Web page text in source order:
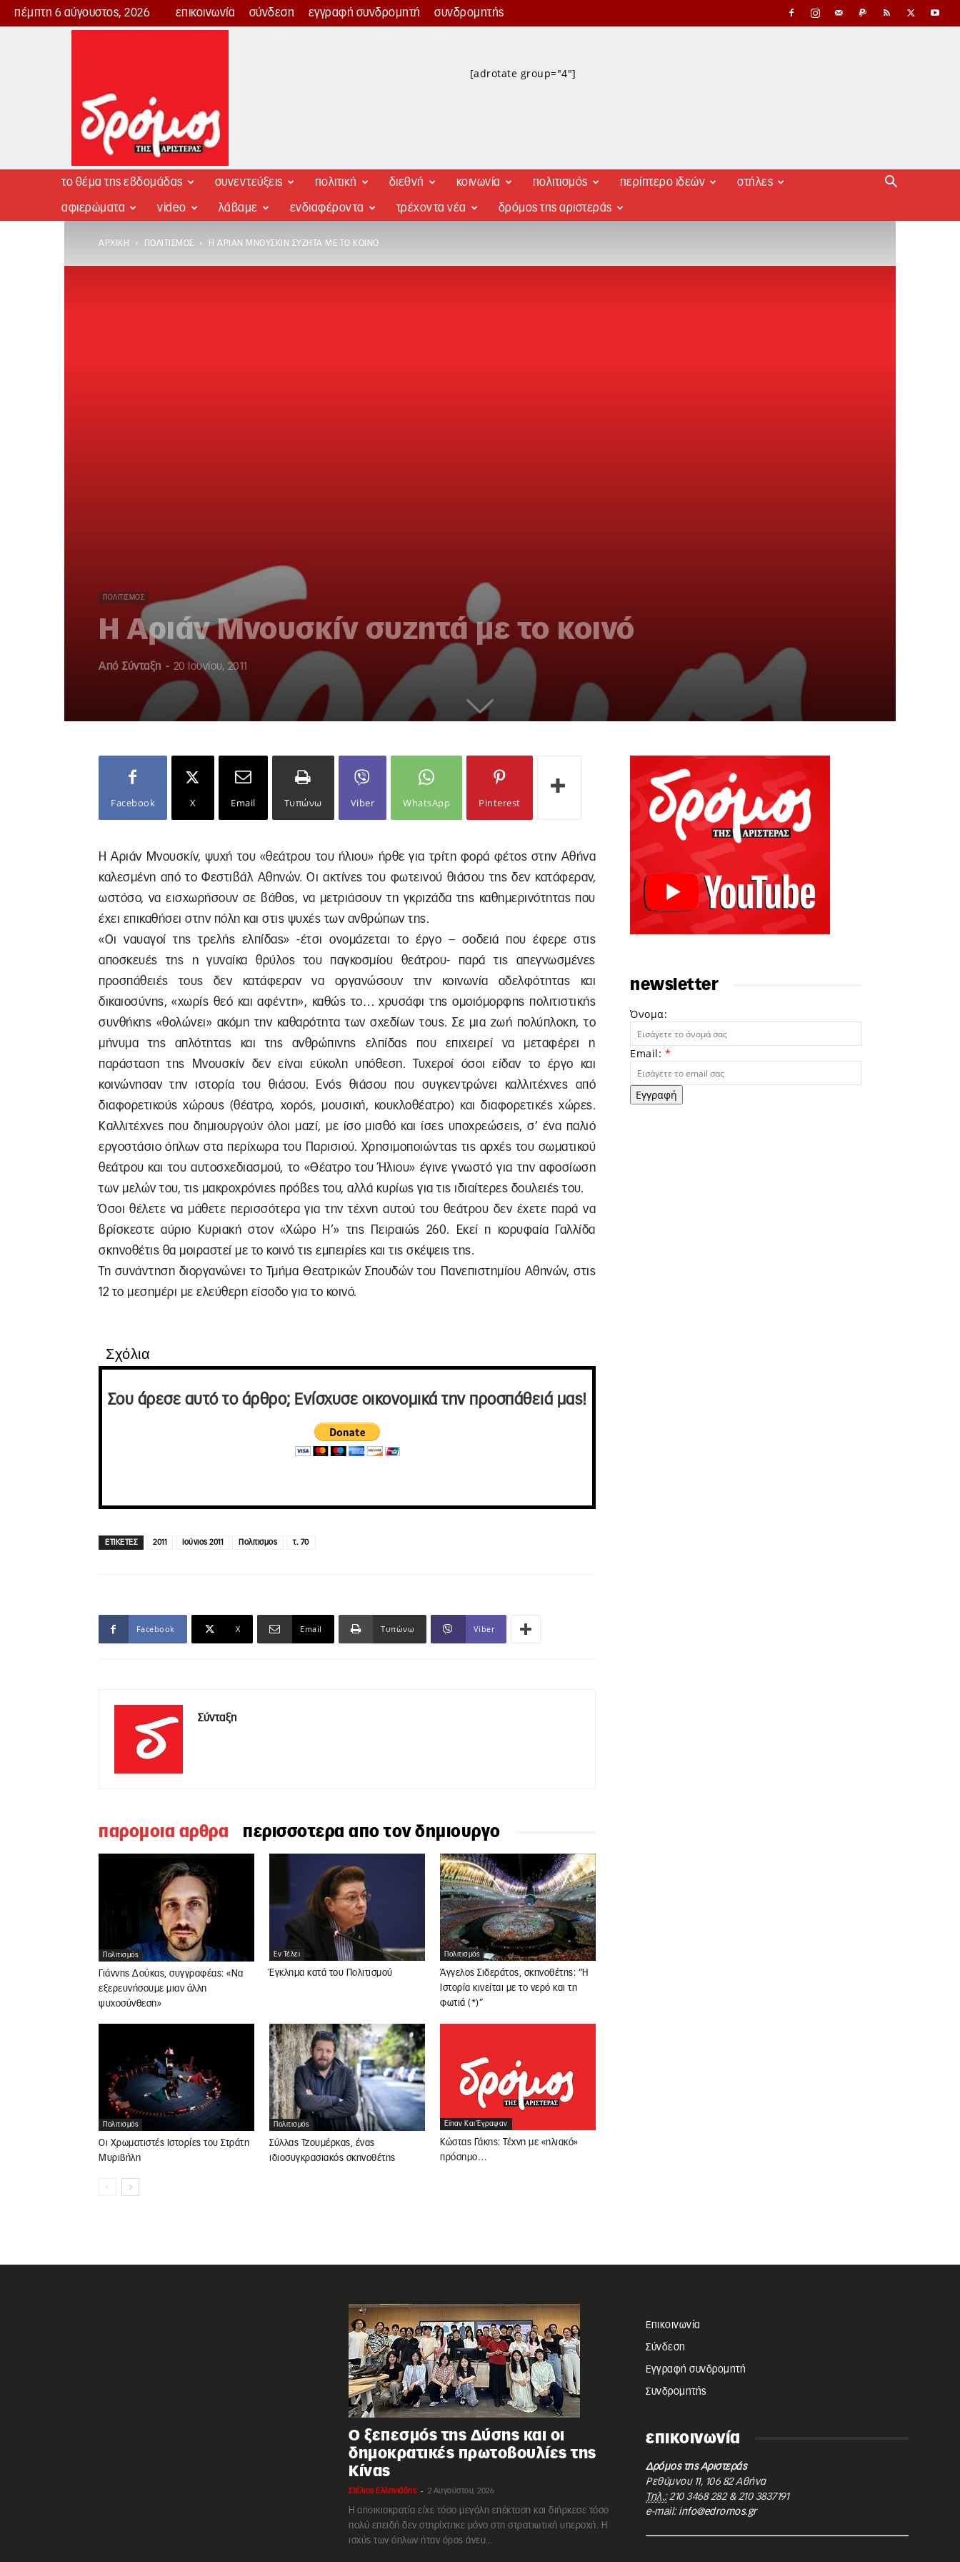
πέμπτη 6 αύγουστος, 2026 επικοινωνία σύνδεση εγγραφή συνδρομητή συνδρομητής
Δρόμος
[adrotate group="4"]
το θέμα της εβδομάδας συνεντεύξεις πολιτική διεθνή κοινωνία πολιτισμός περίπτερο ιδεών στήλες
αφιερώματα video λάβαμε ενδιαφέροντα τρέχοντα νέα δρόμος της αριστεράς
ΑΡΧΙΚΉ ΠΟΛΙΤΙΣΜΌΣ Η ΑΡΙΆΝ ΜΝΟΥΣΚΊΝ ΣΥΖΗΤΆ ΜΕ ΤΟ ΚΟΙΝΌ
ΠΟΛΙΤΙΣΜΌΣ
Η Αριάν Μνουσκίν συζητά με το κοινό
Από Σύνταξη - 20 Ιουνίου, 2011
Facebook X Email Τυπώνω Viber WhatsApp Pinterest
Η Αριάν Μνουσκίν, ψυχή του «θεάτρου του ήλιου» ήρθε για τρίτη φορά φέτος στην Αθήνα
καλεσμένη από το Φεστιβάλ Αθηνών. Οι ακτίνες του φωτεινού θιάσου της δεν κατάφεραν,
ωστόσο, να εισχωρήσουν σε βάθος, να μετριάσουν τη γκριζάδα της καθημερινότητας που
έχει επικαθήσει στην πόλη και στις ψυχές των ανθρώπων της.
«Οι ναυαγοί της τρελής ελπίδας» -έτσι ονομάζεται το έργο – σοδειά που έφερε στις
αποσκευές της η γυναίκα θρύλος του παγκοσμίου θεάτρου- παρά τις απεγνωσμένες
προσπάθειές τους δεν κατάφεραν να οργανώσουν την κοινωνία αδελφότητας και
δικαιοσύνης, «χωρίς θεό και αφέντη», καθώς το… χρυσάφι της ομοιόμορφης πολιτιστικής
συνθήκης «θολώνει» ακόμη την καθαρότητα των σχεδίων τους. Σε μια ζωή πολύπλοκη, το
μήνυμα της απλότητας και της ανθρώπινης ελπίδας που επιχειρεί να μεταφέρει η
παράσταση της Μνουσκίν δεν είναι εύκολη υπόθεση. Τυχεροί όσοι είδαν το έργο και
κοινώνησαν την ιστορία του θιάσου. Ενός θιάσου που συγκεντρώνει καλλιτέχνες από
διαφορετικούς χώρους (θέατρο, χορός, μουσική, κουκλοθέατρο) και διαφορετικές χώρες.
Καλλιτέχνες που δημιουργούν όλοι μαζί, με ίσο μισθό και ίσες υποχρεώσεις, σ’ ένα παλιό
εργοστάσιο όπλων στα περίχωρα του Παρισιού. Χρησιμοποιώντας τις αρχές του σωματικού
θεάτρου και του αυτοσχεδιασμού, το «Θέατρο του Ήλιου» έγινε γνωστό για την αφοσίωση
των μελών του, τις μακροχρόνιες πρόβες του, αλλά κυρίως για τις ιδιαίτερες δουλειές του.
Όσοι θέλετε να μάθετε περισσότερα για την τέχνη αυτού του θεάτρου δεν έχετε παρά να
βρίσκεστε αύριο Κυριακή στον «Χώρο Η’» της Πειραιώς 260. Εκεί η κορυφαία Γαλλίδα
σκηνοθέτις θα μοιραστεί με το κοινό τις εμπειρίες και τις σκέψεις της.
Τη συνάντηση διοργανώνει το Τμήμα Θεατρικών Σπουδών του Πανεπιστημίου Αθηνών, στις
12 το μεσημέρι με ελεύθερη είσοδο για το κοινό.
Σχόλια
Σου άρεσε αυτό το άρθρο; Ενίσχυσε οικονομικά την προσπάθειά μας!
ΕΤΙΚΕΤΕΣ 2011 Ιούνιος 2011 Πολιτισμος τ. 70
Facebook X Email Τυπώνω Viber
Σύνταξη
παρομοια αρθρα περισσοτερα απο τον δημιουργο
Πολιτισμός
Γιάννης Δούκας, συγγραφέας: «Να
εξερευνήσουμε μιαν άλλη
ψυχοσύνθεση»
Εν Τέλει
Έγκλημα κατά του Πολιτισμού
Πολιτισμός
Άγγελος Σιδεράτος, σκηνοθέτης: “Η
Ιστορία κινείται με το νερό και τη
φωτιά (*)”
Πολιτισμός
Οι Χρωματιστές Ιστορίες του Στράτη
Μυριβήλη
Πολιτισμός
Σύλλας Τζουμέρκας, ένας
ιδιοσυγκρασιακός σκηνοθέτης
Είπαν Και Έγραψαν
Κώστας Γάκης: Τέχνη με «ηλιακό»
πρόσημο…
newsletter
Όνομα:
Email: *
Εγγραφή
Ο ξεπεσμός της Δύσης και οι
δημοκρατικές πρωτοβουλίες της
Κίνας
Στέλιος Ελληνιάδης - 2 Αυγούστου, 2026
Η αποικιοκρατία είχε τόσο μεγάλη επέκταση και διήρκεσε τόσο
πολύ επειδή δεν στηρίχτηκε μόνο στη στρατιωτική υπεροχή. Η
ισχύς των όπλων ήταν όρος άνευ...
Επικοινωνία
Σύνδεση
Εγγραφή συνδρομητή
Συνδρομητής
επικοινωνία
Δρόμος της Αριστεράς
Ρεθύμνου 11, 106 82 Αθήνα
Τηλ.: 210 3468 282& 210 3837191
e-mail: info@edromos.gr